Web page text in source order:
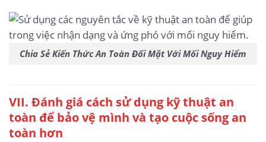
Chia Sẻ Kiến Thức An Toàn Đối Mặt Với Mối Nguy Hiểm
VII. Đánh giá cách sử dụng kỹ thuật an
toàn để bảo vệ mình và tạo cuộc sống an
toàn hơn